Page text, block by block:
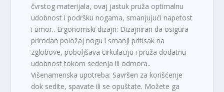
čvrstog materijala, ovaj jastuk pruža optimalnu
udobnost i podršku nogama, smanjujući napetost
i umor.. Ergonomski dizajn: Dizajniran da osigura
prirodan položaj nogu i smanji pritisak na
zglobove, poboljšava cirkulaciju i pruža dodatnu
udobnost tokom sedenja ili odmora..
Višenamenska upotreba: Savršen za korišćenje
dok sedite, spavate ili se opuštate. Možete ga